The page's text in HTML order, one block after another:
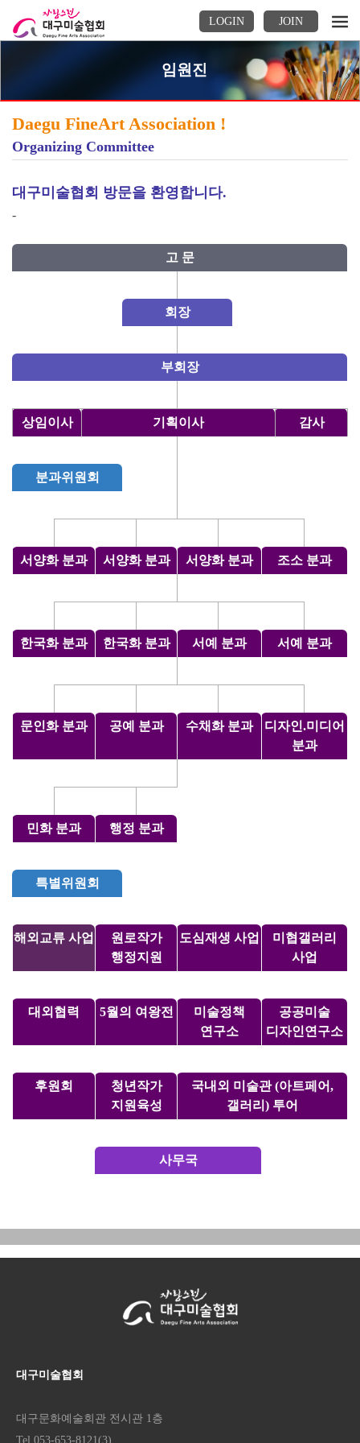
LOGIN JOIN
임원진
Daegu FineArt Association !
Organizing Committee
대구미술협회 방문을 환영합니다.
-
고 문
회장
부회장
상임이사 기획이사 감사
분과위원회
서양화 분과 서양화 분과 서양화 분과 조소 분과
한국화 분과 한국화 분과 서예 분과 서예 분과
문인화 분과 공예 분과 수채화 분과
디자인.미디어
분과
민화 분과 행정 분과
특별위원회
해외교류 사업
원로작가
행정지원
도심재생 사업
미협갤러리
사업
대외협력 5월의 여왕전
미술정책
연구소
공공미술
디자인연구소
후원회
청년작가
지원육성
국내외 미술관 (아트페어,
갤러리) 투어
사무국
대구미술협회
대구문화예술회관 전시관 1층
Tel.053-653-8121(3)